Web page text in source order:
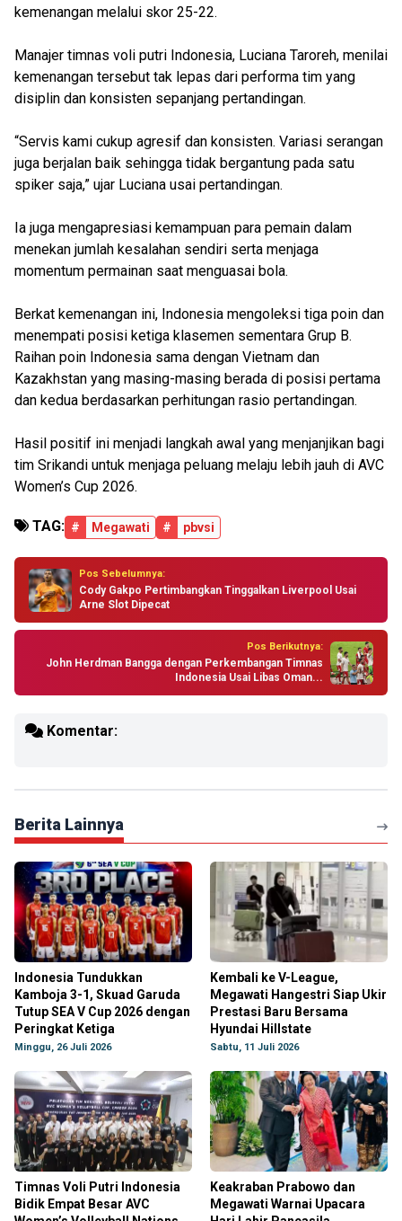
kemenangan melalui skor 25-22.
Manajer timnas voli putri Indonesia, Luciana Taroreh, menilai
kemenangan tersebut tak lepas dari performa tim yang
disiplin dan konsisten sepanjang pertandingan.
“Servis kami cukup agresif dan konsisten. Variasi serangan
juga berjalan baik sehingga tidak bergantung pada satu
spiker saja,” ujar Luciana usai pertandingan.
Ia juga mengapresiasi kemampuan para pemain dalam
menekan jumlah kesalahan sendiri serta menjaga
momentum permainan saat menguasai bola.
Berkat kemenangan ini, Indonesia mengoleksi tiga poin dan
menempati posisi ketiga klasemen sementara Grup B.
Raihan poin Indonesia sama dengan Vietnam dan
Kazakhstan yang masing-masing berada di posisi pertama
dan kedua berdasarkan perhitungan rasio pertandingan.
Hasil positif ini menjadi langkah awal yang menjanjikan bagi
tim Srikandi untuk menjaga peluang melaju lebih jauh di AVC
Women’s Cup 2026.
TAG: # Megawati # pbvsi
Pos Sebelumnya:
Cody Gakpo Pertimbangkan Tinggalkan Liverpool Usai
Arne Slot Dipecat
Pos Berikutnya:
John Herdman Bangga dengan Perkembangan Timnas
Indonesia Usai Libas Oman...
Komentar:
Berita Lainnya
Indonesia Tundukkan
Kamboja 3-1, Skuad Garuda
Tutup SEA V Cup 2026 dengan
Peringkat Ketiga
Minggu, 26 Juli 2026
Kembali ke V-League,
Megawati Hangestri Siap Ukir
Prestasi Baru Bersama
Hyundai Hillstate
Sabtu, 11 Juli 2026
Timnas Voli Putri Indonesia
Bidik Empat Besar AVC
Keakraban Prabowo dan
Megawati Warnai Upacara